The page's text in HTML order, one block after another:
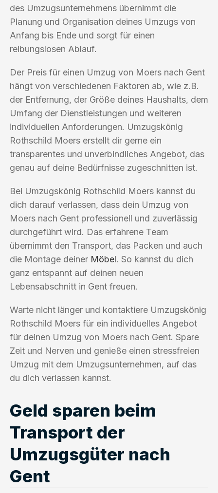
des Umzugsunternehmens übernimmt die
Planung und Organisation deines Umzugs von
Anfang bis Ende und sorgt für einen
reibungslosen Ablauf.
Der Preis für einen Umzug von Moers nach Gent
hängt von verschiedenen Faktoren ab, wie z.B.
der Entfernung, der Größe deines Haushalts, dem
Umfang der Dienstleistungen und weiteren
individuellen Anforderungen. Umzugskönig
Rothschild Moers erstellt dir gerne ein
transparentes und unverbindliches Angebot, das
genau auf deine Bedürfnisse zugeschnitten ist.
Bei Umzugskönig Rothschild Moers kannst du
dich darauf verlassen, dass dein Umzug von
Moers nach Gent professionell und zuverlässig
durchgeführt wird. Das erfahrene Team
übernimmt den Transport, das Packen und auch
die Montage deiner Möbel. So kannst du dich
ganz entspannt auf deinen neuen
Lebensabschnitt in Gent freuen.
Warte nicht länger und kontaktiere Umzugskönig
Rothschild Moers für ein individuelles Angebot
für deinen Umzug von Moers nach Gent. Spare
Zeit und Nerven und genieße einen stressfreien
Umzug mit dem Umzugsunternehmen, auf das
du dich verlassen kannst.
Geld sparen beim
Transport der
Umzugsgüter nach
Gent